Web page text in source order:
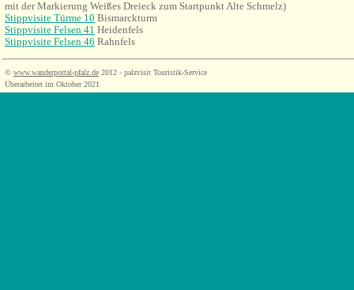
mit der Markierung Weißes Dreieck zum Startpunkt Alte Schmelz)
Stippvisite Türme 10 Bismarckturm
Stippvisite Felsen 41 Heidenfels
Stippvisite Felsen 46 Rahnfels
© www.wanderportal-pfalz.de 2012 - palzvisit Touristik-Service
Überarbeitet im Oktober 2021